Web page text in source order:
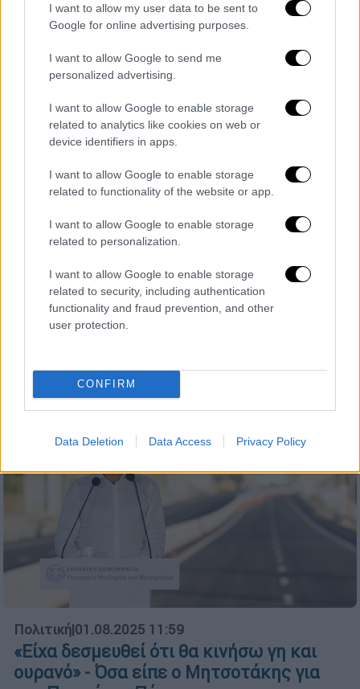
I want to allow my user data to be sent to
Google for online advertising purposes.
I want to allow Google to send me
personalized advertising.
I want to allow Google to enable storage
related to analytics like cookies on web or
device identifiers in apps.
I want to allow Google to enable storage
related to functionality of the website or app.
I want to allow Google to enable storage
related to personalization.
I want to allow Google to enable storage
related to security, including authentication
functionality and fraud prevention, and other
user protection.
CONFIRM
Data Deletion Data Access Privacy Policy
Ελλάδα|02.08.2025 19:40
Πρεμιέρα με ευτράπελα στον νέο
αυτοκινητόδρομο Πατρών - Πύργου:
Οδηγός μπήκε ανάποδα στον κόμβο
Αμαλιάδας
Την πρώτη ημέρα λειτουργίας του νέου
αυτοκινητόδρομου Πατρών - Πύργου δεν
έλειψαν τα ευτράπελα
Πολιτική|01.08.2025 11:59
«Είχα δεσμευθεί ότι θα κινήσω γη και
ουρανό» - Όσα είπε ο Μητσοτάκης για